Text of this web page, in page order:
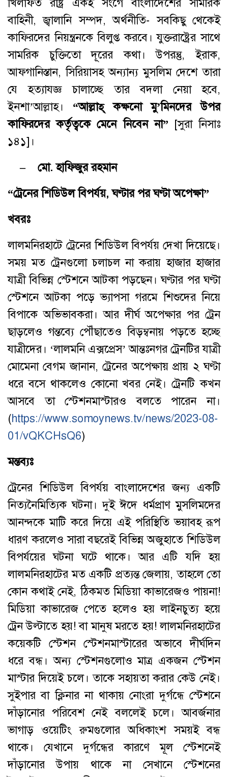
খিলাফত রাষ্ট্র একই সংগে বাংলাদেশের সামরিক
বাহিনী, জ্বালানি সম্পদ, অর্থনীতি- সবকিছু থেকেই
কাফিরদের নিয়ন্ত্রনকে বিলুপ্ত করবে। যুক্তরাষ্ট্রের সাথে
সামরিক চুক্তিতো দূরের কথা। উপরন্তু, ইরাক,
আফগানিস্তান, সিরিয়াসহ অন্যান্য মুসলিম দেশে তারা
যে হত্যাযজ্ঞ চালাচ্ছে তার বদলা নেয়া হবে,
ইনশা’আল্লাহ। “আল্লাহ্‌ কক্ষনো মু’মিনদের উপর
কাফিরদের কর্তৃত্বকে মেনে নিবেন না” [সুরা নিসাঃ
১৪১]।
– মো. হাফিজুর রহমান
“ট্রেনের শিডিউল বিপর্যয়, ঘণ্টার পর ঘণ্টা অপেক্ষা”
খবরঃ
লালমনিরহাটে ট্রেনের শিডিউল বিপর্যয় দেখা দিয়েছে।
সময় মত ট্রেনগুলো চলাচল না করায় হাজার হাজার
যাত্রী বি‌ভিন্ন স্টেশনে আটকা প‌ড়ছেন। ঘণ্টার পর ঘণ্টা
স্টেশনে আটকা পড়ে ভ্যাপসা গরমে শিশুদের নিয়ে
বিপাকে অভিভাবকরা। আর দীর্ঘ অপেক্ষার পর ট্রেন
ছাড়লেও গন্তব্যে পৌঁছাতেও বিড়ম্বনায় পড়তে হচ্ছে
যাত্রীদের। ‘লালমনি এক্সপ্রেস’ আন্তঃনগর ট্রেনটির যাত্রী
মোমেনা বেগম জানান, ট্রেনের অপেক্ষায় প্রায় ২ ঘণ্টা
ধরে বসে থাকলেও কোনো খবর নেই। ট্রেনটি কখন
আসবে তা স্টেশনমাস্টারও বলতে পারেন না।
(https://www.somoynews.tv/news/2023-08-
01/vQKCHsQ6)
মন্তব্যঃ
ট্রেনের শিডিউল বিপর্যয় বাংলাদেশের জন্য একটি
নিত্যনৈমিত্যিক ঘটনা। দুই ঈদে ধর্মপ্রাণ মুসলিমদের
আনন্দকে মাটি করে দিয়ে এই পরিস্থিতি ভয়াবহ রূপ
ধারণ করলেও সারা বছরেই বিভিন্ন অজুহাতে শিডিউল
বিপর্যয়ের ঘটনা ঘটে থাকে। আর এটি যদি হয়
লালমনিরহাটের মত একটি প্রত্যন্ত জেলায়, তাহলে তো
কোন কথাই নেই, ঠিকমত মিডিয়া কাভারেজও পায়না!
মিডিয়া কাভারেজ পেতে হলেও হয় লাইনচুত্য হয়ে
ট্রেন উল্টাতে হয়! বা মানুষ মরতে হয়! লালমনিরহাটের
কয়েকটি স্টেশন স্টেশনমাস্টারের অভাবে দীর্ঘদিন
ধরে বন্ধ। অন্য স্টেশনগুলোও মাত্র একজন স্টেশন
মাস্টার দিয়েই চলে। তাকে সহায়তা করার কেউ নেই।
সুইপার বা ক্লিনার না থাকায় নোংরা দুর্গন্ধে স্টেশনে
দাঁড়ানোর পরিবেশ নেই বললেই চলে। আবর্জনার
ভাগাড় ওয়েটিং রুমগুলোর অধিকাংশ সময়ই বন্ধ
থাকে। যেখানে দুর্গন্ধের কারণে মূল স্টেশনেই
দাঁড়ানোর উপায় থাকে না সেখানে স্টেশনের